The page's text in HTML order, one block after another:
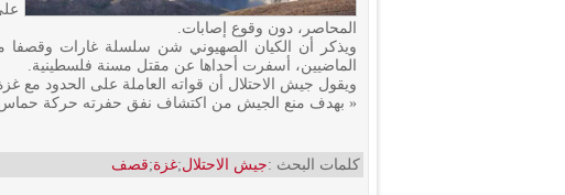
المحاصر، دون وقوع إصابات.
ويذكر أن الكيان الصهيوني شن سلسلة غارات وقصفا
الماضيين، أسفرت أحداها عن مقتل مسنة فلسطينية.
« بهدف منع الجيش من اكتشاف نفق حفرته حركة
كلمات البحث :جيش الاحتلال;غزة;قصف